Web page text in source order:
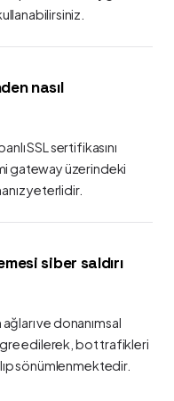
nasıl
SSL sertifikasını
gateway üzerindeki
yeterlidir.
siber saldırı
ve donanımsal
edilerek, bot trafikleri
sönümlenmektedir.